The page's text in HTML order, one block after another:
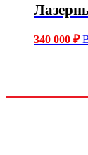
340 000 ₽